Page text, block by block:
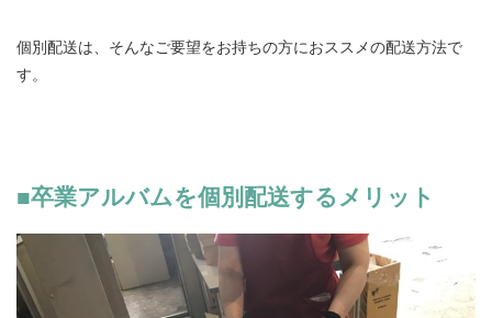
個別配送は、そんなご要望をお持ちの方におススメの配送方法で
す。
■卒業アルバムを個別配送するメリット